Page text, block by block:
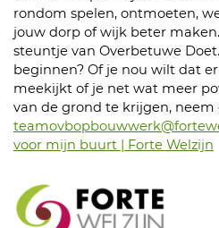
rondom spelen, ontmoeten,
jouw dorp of wijk beter
steuntje van Overbetuwe
beginnen? Of je nou wilt dat
meekijkt of je net wat meer
van de grond te krijgen, neem
voor mijn buurt | Forte Welzijn